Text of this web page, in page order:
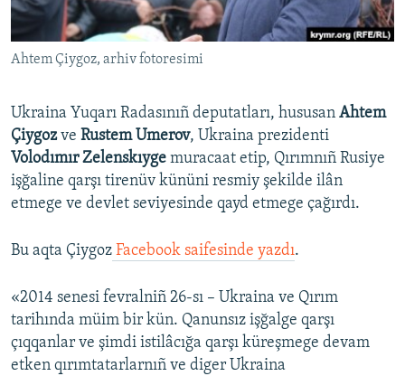
Українською
QOŞULIÑIZ!
RFE/RS bütün saytları
Ahtem Çiygoz, arhiv fotoresimi
Ukraina Yuqarı Radasınıñ deputatları, hususan Ahtem
Çiygozve Rustem Umerov, Ukraina prezidenti
Volodımır Zelenskıyge muracaat etip, Qırımnıñ Rusiye
işğaline qarşı tirenüv kününi resmiy şekilde ilân
etmege ve devlet seviyesinde qayd etmege çağırdı.
Bu aqta Çiygoz Facebook saifesinde yazdı.
«2014 senesi fevralniñ 26-sı – Ukraina ve Qırım
tarihında müim bir kün. Qanunsız işğalge qarşı
çıqqanlar ve şimdi istilâcığa qarşı küreşmege devam
etken qırımtatarlarnıñ ve diger Ukraina